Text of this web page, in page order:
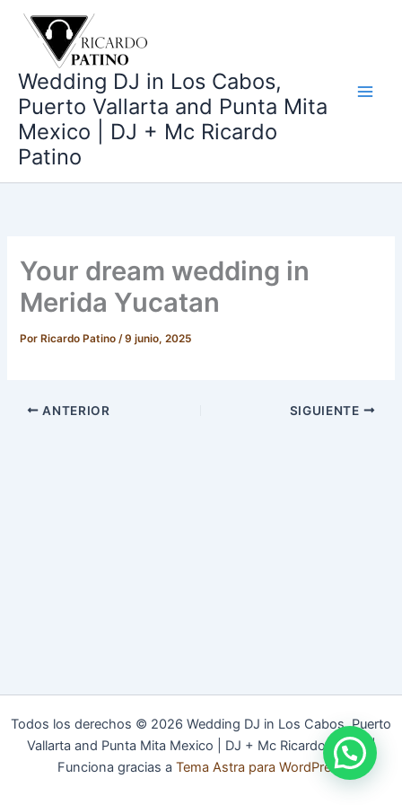
contenido
Wedding DJ in Los Cabos,
Puerto Vallarta and Punta Mita
Mexico | DJ + Mc Ricardo
Patino
Your dream wedding in
Merida Yucatan
Por Ricardo Patino/9 junio, 2025
ANTERIOR SIGUIENTE
Todos los derechos © 2026 Wedding DJ in Los Cabos, Puerto
Vallarta and Punta Mita Mexico | DJ + Mc Ricardo Patino |
Funciona gracias a Tema Astra para WordPress